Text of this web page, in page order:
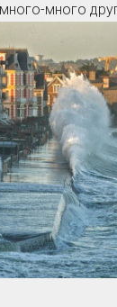
много